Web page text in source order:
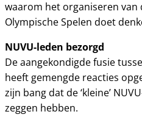
waarom het organiseren van
Olympische Spelen doet
NUVU-leden bezorgd
De aangekondigde fusie
heeft gemengde reacties
zijn bang dat de ‘kleine’
zeggen hebben.